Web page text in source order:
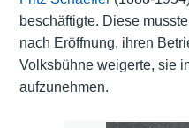
beschäftigte. Diese
nach Eröffnung, ihren
Volksbühne weigerte, sie
aufzunehmen.